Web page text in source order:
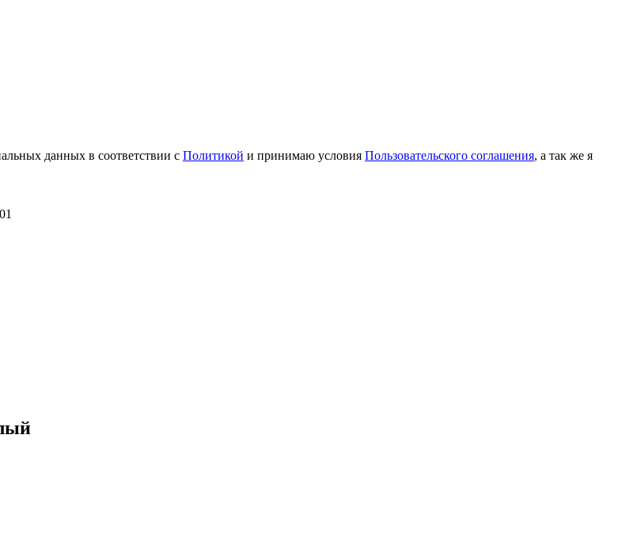
данных в соответствии с Политикой и принимаю условия Пользовательского соглашения, а так же я